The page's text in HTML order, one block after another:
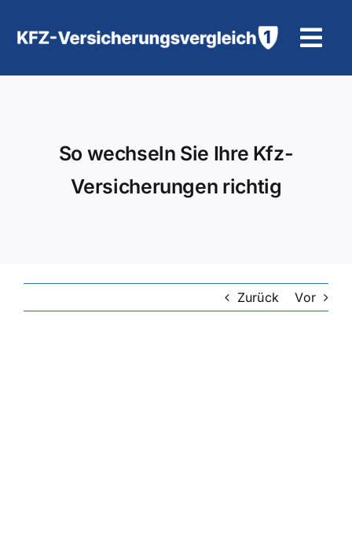
Inhalt
Hilfe und Kontakt
So wechseln Sie Ihre Kfz-
Versicherungen richtig
Zurück Vor